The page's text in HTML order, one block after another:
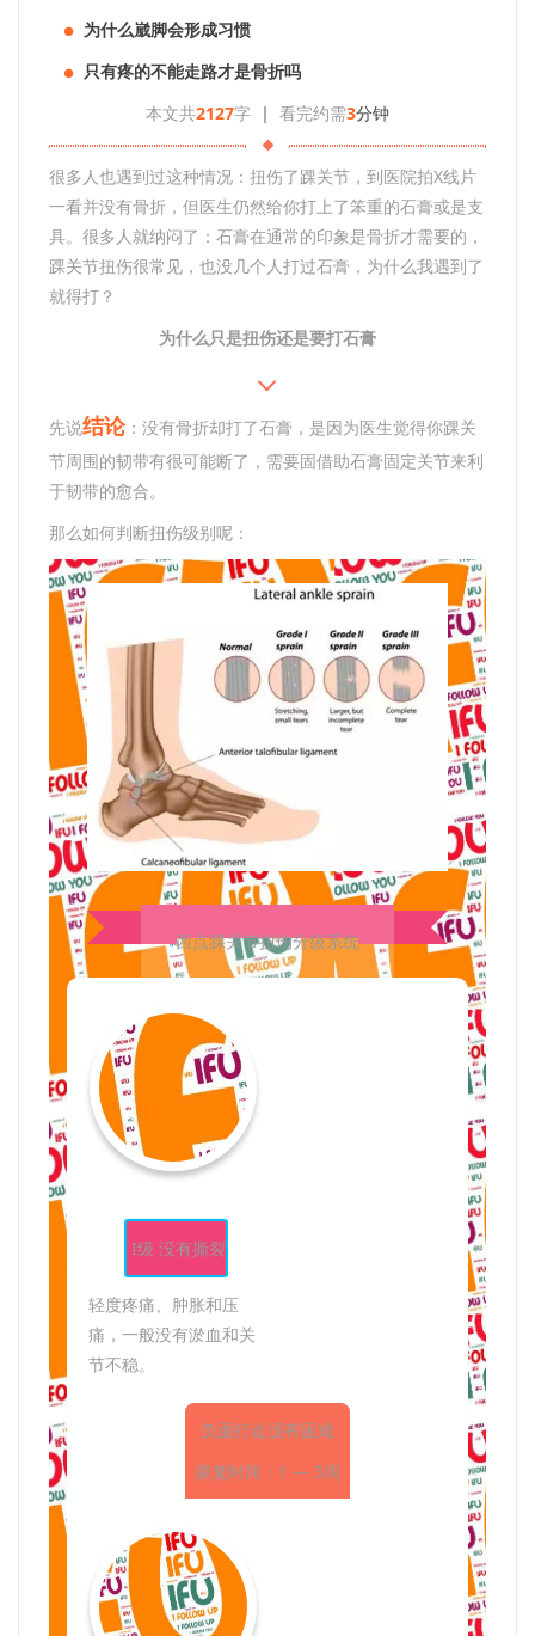
● 为什么崴脚会形成习惯
●
只有疼的不能走路才是骨折吗
本文共2127字 | 看完约需3分钟
很多人也遇到过这种情况：扭伤了踝关节，到医院拍X线片
一看并没有骨折，但医生仍然给你打上了笨重的石膏或是支
具。很多人就纳闷了：石膏在通常的印象是骨折才需要的，
踝关节扭伤很常见，也没几个人打过石膏，为什么我遇到了
就得打？
为什么只是扭伤还是要打石膏
先说结论：没有骨折却打了石膏，是因为医生觉得你踝关
节周围的韧带有很可能断了，需要固借助石膏固定关节来利
于韧带的愈合。
那么如何判断扭伤级别呢：
西点踝关节扭伤分级系统
I级 没有撕裂
轻度疼痛、肿胀和压
痛，一般没有淤血和关
节不稳。
负重行走没有困难
康复时间：1 — 3周